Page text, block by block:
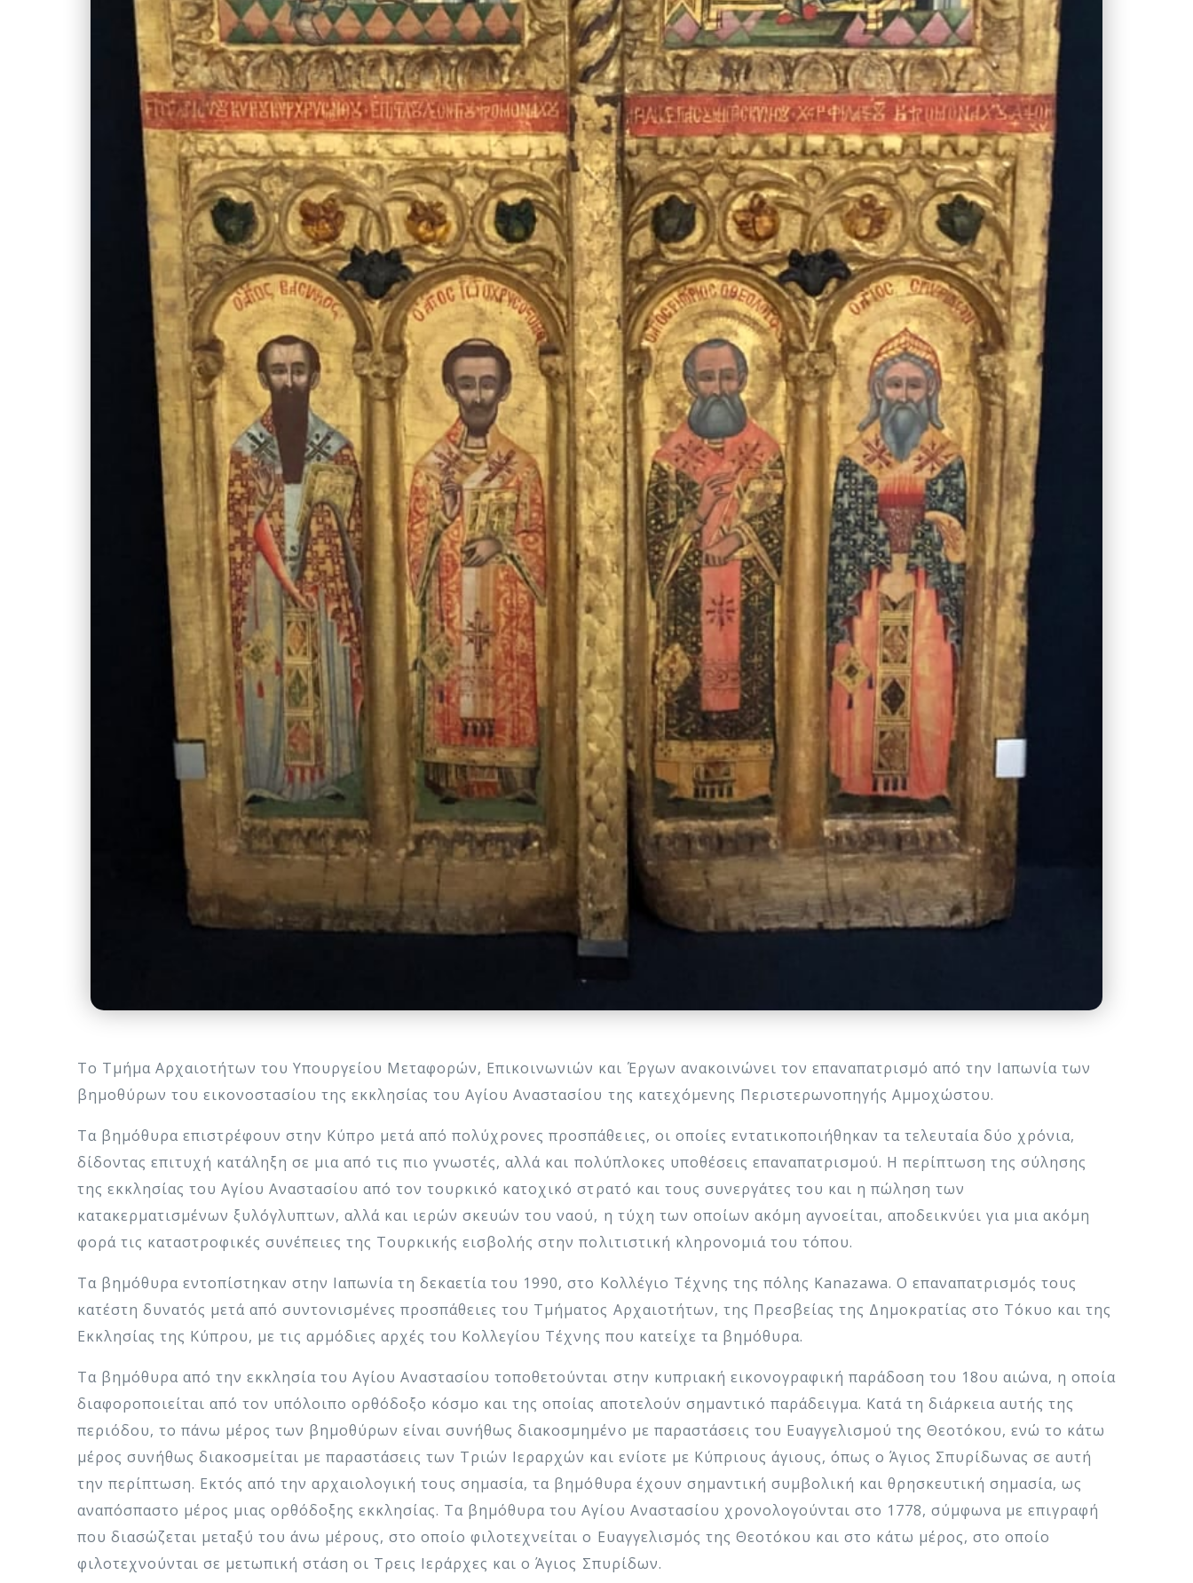
Το Τμήμα Αρχαιοτήτων του Υπουργείου Μεταφορών, Επικοινωνιών και Έργων ανακοινώνει τον επαναπατρισμό από την Ιαπωνία των
βημοθύρων του εικονοστασίου της εκκλησίας του Αγίου Αναστασίου της κατεχόμενης Περιστερωνοπηγής Αμμοχώστου.
Τα βημόθυρα επιστρέφουν στην Κύπρο μετά από πολύχρονες προσπάθειες, οι οποίες εντατικοποιήθηκαν τα τελευταία δύο χρόνια,
δίδοντας επιτυχή κατάληξη σε μια από τις πιο γνωστές, αλλά και πολύπλοκες υποθέσεις επαναπατρισμού. Η περίπτωση της σύλησης
της εκκλησίας του Αγίου Αναστασίου από τον τουρκικό κατοχικό στρατό και τους συνεργάτες του και η πώληση των
κατακερματισμένων ξυλόγλυπτων, αλλά και ιερών σκευών του ναού, η τύχη των οποίων ακόμη αγνοείται, αποδεικνύει για μια ακόμη
φορά τις καταστροφικές συνέπειες της Τουρκικής εισβολής στην πολιτιστική κληρονομιά του τόπου.
Τα βημόθυρα εντοπίστηκαν στην Ιαπωνία τη δεκαετία του 1990, στο Κολλέγιο Τέχνης της πόλης Kanazawa. Ο επαναπατρισμός τους
κατέστη δυνατός μετά από συντονισμένες προσπάθειες του Τμήματος Αρχαιοτήτων, της Πρεσβείας της Δημοκρατίας στο Τόκυο και της
Εκκλησίας της Κύπρου, με τις αρμόδιες αρχές του Κολλεγίου Τέχνης που κατείχε τα βημόθυρα.
Τα βημόθυρα από την εκκλησία του Αγίου Αναστασίου τοποθετούνται στην κυπριακή εικονογραφική παράδοση του 18ου αιώνα, η οποία
διαφοροποιείται από τον υπόλοιπο ορθόδοξο κόσμο και της οποίας αποτελούν σημαντικό παράδειγμα. Κατά τη διάρκεια αυτής της
περιόδου, το πάνω μέρος των βημοθύρων είναι συνήθως διακοσμημένο με παραστάσεις του Ευαγγελισμού της Θεοτόκου, ενώ το κάτω
μέρος συνήθως διακοσμείται με παραστάσεις των Τριών Ιεραρχών και ενίοτε με Κύπριους άγιους, όπως ο Άγιος Σπυρίδωνας σε αυτή
την περίπτωση. Εκτός από την αρχαιολογική τους σημασία, τα βημόθυρα έχουν σημαντική συμβολική και θρησκευτική σημασία, ως
αναπόσπαστο μέρος μιας ορθόδοξης εκκλησίας. Τα βημόθυρα του Αγίου Αναστασίου χρονολογούνται στο 1778, σύμφωνα με επιγραφή
που διασώζεται μεταξύ του άνω μέρους, στο οποίο φιλοτεχνείται ο Ευαγγελισμός της Θεοτόκου και στο κάτω μέρος, στο οποίο
φιλοτεχνούνται σε μετωπική στάση οι Τρεις Ιεράρχες και ο Άγιος Σπυρίδων.